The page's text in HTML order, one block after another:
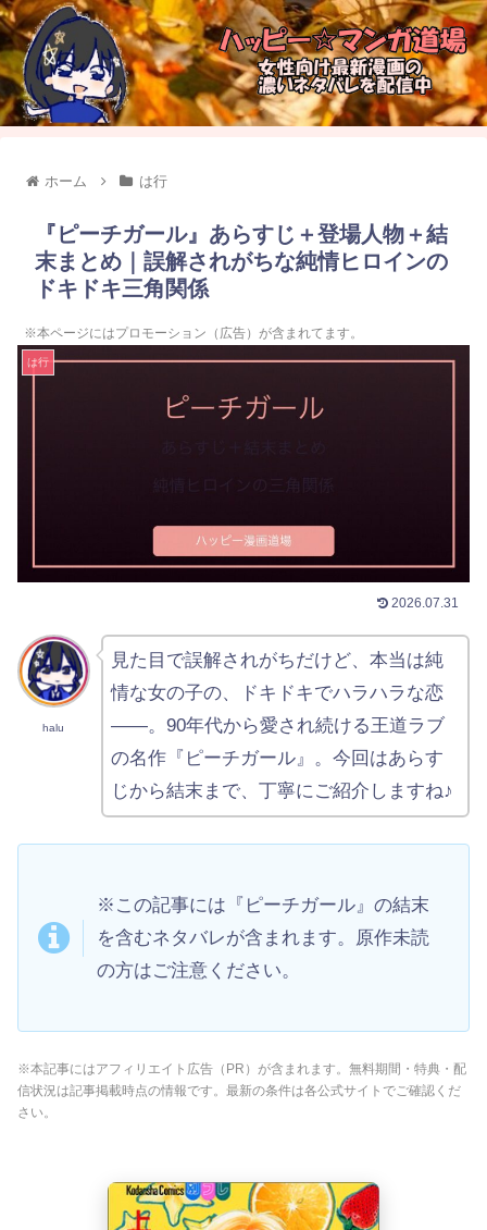
ホーム は行
『ピーチガール』あらすじ＋登場人物＋結
末まとめ｜誤解されがちな純情ヒロインの
ドキドキ三角関係
※本ページにはプロモーション（広告）が含まれてます。
は行
2026.07.31
halu
見た目で誤解されがちだけど、本当は純
情な女の子の、ドキドキでハラハラな恋
——。90年代から愛され続ける王道ラブ
の名作『ピーチガール』。今回はあらす
じから結末まで、丁寧にご紹介しますね♪
※この記事には『ピーチガール』の結末
を含むネタバレが含まれます。原作未読
の方はご注意ください。
※本記事にはアフィリエイト広告（PR）が含まれます。無料期間・特典・配
信状況は記事掲載時点の情報です。最新の条件は各公式サイトでご確認くだ
さい。